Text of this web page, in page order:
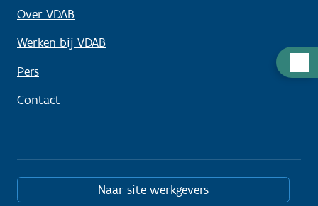
Over VDAB
Werken bij VDAB
Pers
Contact
Naar site werkgevers